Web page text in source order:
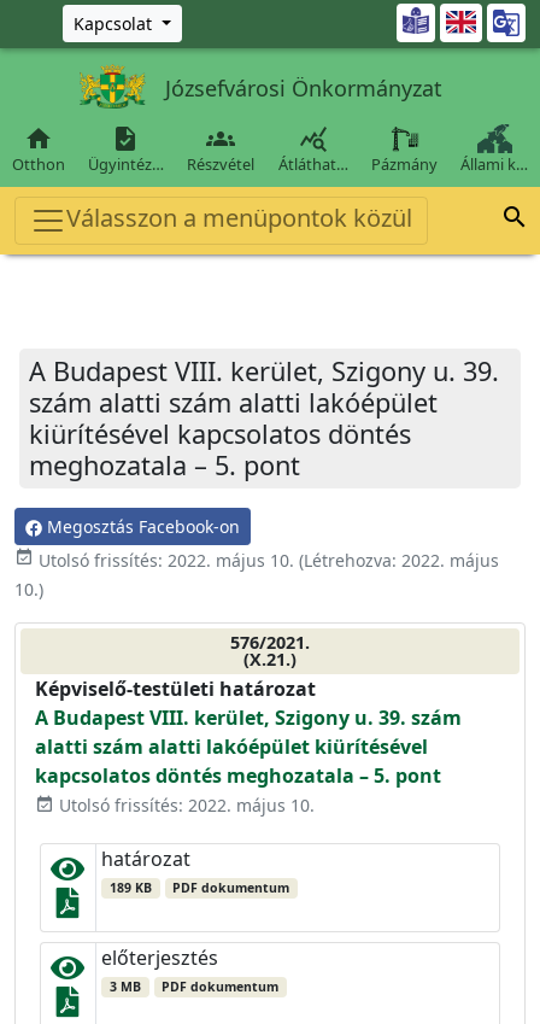
Ugrás a fő tartalomra
Kapcsolat 
Józsefvárosi Önkormányzat

Otthon

Ügyintéz…

Részvétel

Átláthat… Pázmány Állami k…
Válasszon a menüpontok közül 
A Budapest VIII. kerület, Szigony u. 39.
szám alatti szám alatti lakóépület
kiürítésével kapcsolatos döntés
meghozatala – 5. pont
Megosztás Facebook-on
event_available Utolsó frissítés: 2022. május 10. (Létrehozva: 2022. május
10.)
576/2021.
(X.21.)
Képviselő-testületi határozat
A Budapest VIII. kerület, Szigony u. 39. szám
alatti szám alatti lakóépület kiürítésével
kapcsolatos döntés meghozatala – 5. pont
event_available Utolsó frissítés: 2022. május 10.
határozat
189 KB PDF dokumentum
előterjesztés
3 MB PDF dokumentum